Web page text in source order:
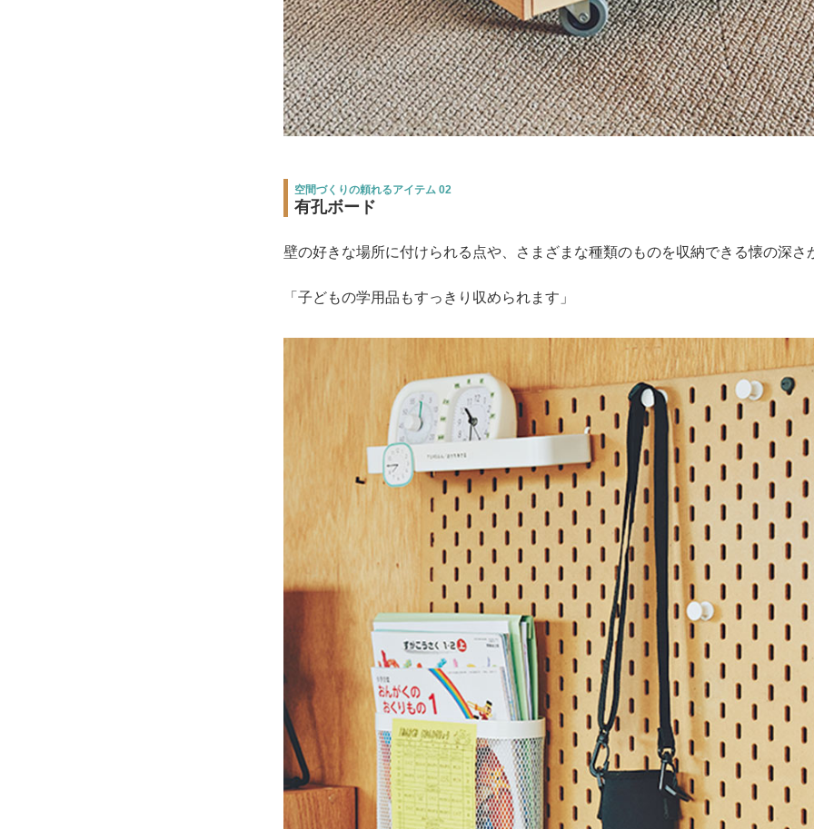
空間づくりの頼れるアイテム 02
有孔ボード
壁の好きな場所に付けられる点や、さまざまな種類のものを収納できる懐の深さ
「子どもの学用品もすっきり収められます」